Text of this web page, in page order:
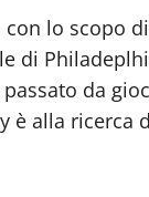
lo scopo
di
da
è alla ricerca